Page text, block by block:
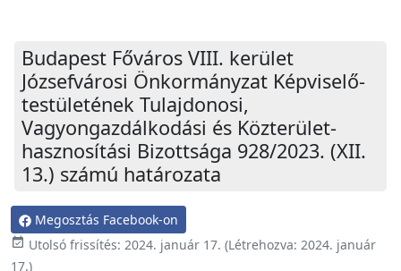
Budapest Főváros VIII. kerület
Józsefvárosi Önkormányzat Képviselő-
testületének Tulajdonosi,
Vagyongazdálkodási és Közterület-
hasznosítási Bizottsága 928/2023. (XII.
13.) számú határozata
Megosztás Facebook-on
event_available Utolsó frissítés: 2024. január 17. (Létrehozva: 2024. január
17.)